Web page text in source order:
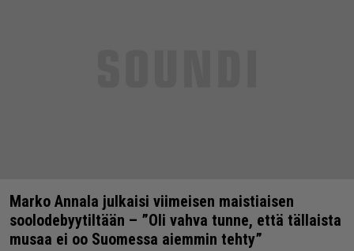
Marko Annala julkaisi viimeisen maistiaisen
soolodebyytiltään – ”Oli vahva tunne, että tällaista
musaa ei oo Suomessa aiemmin tehty”